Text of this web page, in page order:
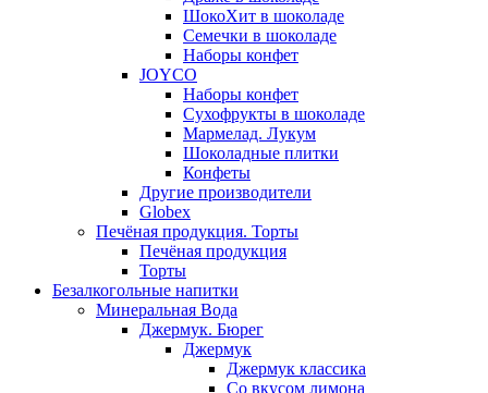
ШокоХит в шоколаде
Семечки в шоколаде
Наборы конфет
JOYCO
Наборы конфет
Сухофрукты в шоколаде
Мармелад. Лукум
Шоколадные плитки
Конфеты
Другие производители
Globex
Печёная продукция. Торты
Печёная продукция
Торты
Безалкогольные напитки
Минеральная Вода
Джермук. Бюрег
Джермук
Джермук классика
Со вкусом лимона